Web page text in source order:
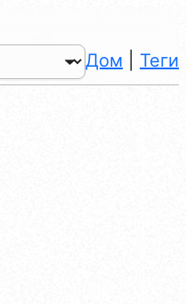
Дом Теги